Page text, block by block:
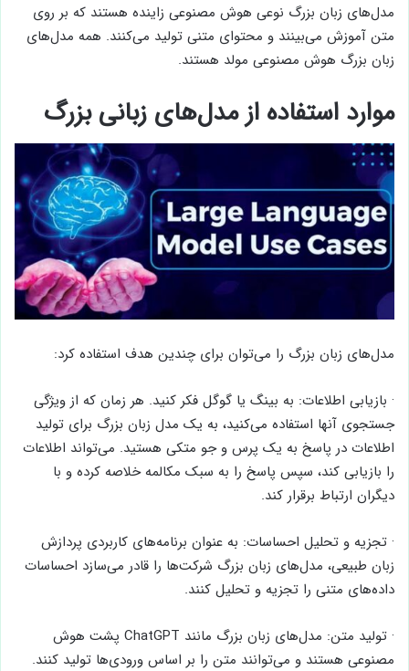
مدل‌های زبان بزرگ نوعی هوش مصنوعی زاینده هستند که بر روی
متن آموزش می‌بینند و محتوای متنی تولید می‌کنند. همه مدل‌های
زبان بزرگ هوش مصنوعی مولد هستند.
موارد استفاده از مدل‌های زبانی بزرگ
مدل‌های زبان بزرگ را می‌توان برای چندین هدف استفاده کرد:
· بازیابی اطلاعات: به بینگ یا گوگل فکر کنید. هر زمان که از ویژگی
جستجوی آنها استفاده می‌کنید، به یک مدل زبان بزرگ برای تولید
اطلاعات در پاسخ به یک پرس و جو متکی هستید. می‌تواند اطلاعات
را بازیابی کند، سپس پاسخ را به سبک مکالمه خلاصه کرده و با
دیگران ارتباط برقرار کند.
· تجزیه و تحلیل احساسات: به عنوان برنامه‌های کاربردی پردازش
زبان طبیعی، مدل‌های زبان بزرگ شرکت‌ها را قادر می‌سازد احساسات
داده‌های متنی را تجزیه و تحلیل کنند.
· تولید متن: مدل‌های زبان بزرگ مانند ChatGPT پشت هوش
مصنوعی هستند و می‌توانند متن را بر اساس ورودی‌ها تولید کنند.